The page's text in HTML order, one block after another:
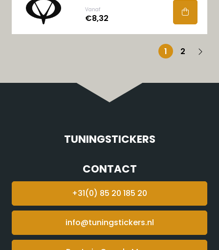
Vanaf
€8,32
1 2
TUNINGSTICKERS
CONTACT
+31(0) 85 20 185 20
info@tuningstickers.nl